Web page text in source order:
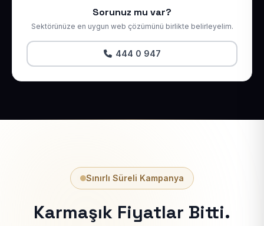
Sorunuz mu var?
Sektörünüze en uygun web çözümünü birlikte belirleyelim.
444 0 947
Sınırlı Süreli Kampanya
Karmaşık Fiyatlar Bitti.